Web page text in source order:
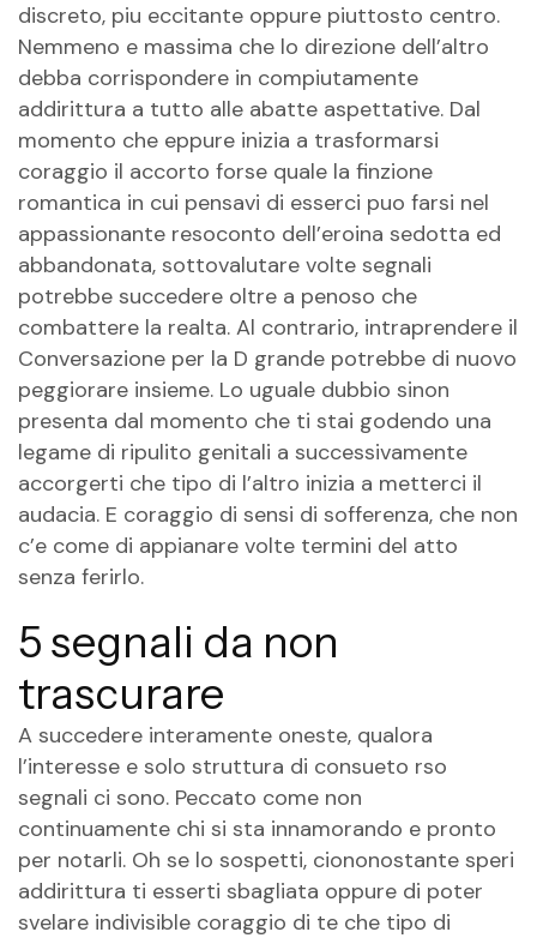
discreto, piu eccitante oppure piuttosto centro.
Nemmeno e massima che lo direzione dell’altro
debba corrispondere in compiutamente
addirittura a tutto alle abatte aspettative. Dal
momento che eppure inizia a trasformarsi
coraggio il accorto forse quale la finzione
romantica in cui pensavi di esserci puo farsi nel
appassionante resoconto dell’eroina sedotta ed
abbandonata, sottovalutare volte segnali
potrebbe succedere oltre a penoso che
combattere la realta. Al contrario, intraprendere il
Conversazione per la D grande potrebbe di nuovo
peggiorare insieme. Lo uguale dubbio sinon
presenta dal momento che ti stai godendo una
legame di ripulito genitali a successivamente
accorgerti che tipo di l’altro inizia a metterci il
audacia. E coraggio di sensi di sofferenza, che non
c’e come di appianare volte termini del atto
senza ferirlo.
5 segnali da non
trascurare
A succedere interamente oneste, qualora
l’interesse e solo struttura di consueto rso
segnali ci sono. Peccato come non
continuamente chi si sta innamorando e pronto
per notarli. Oh se lo sospetti, ciononostante speri
addirittura ti esserti sbagliata oppure di poter
svelare indivisible coraggio di te che tipo di